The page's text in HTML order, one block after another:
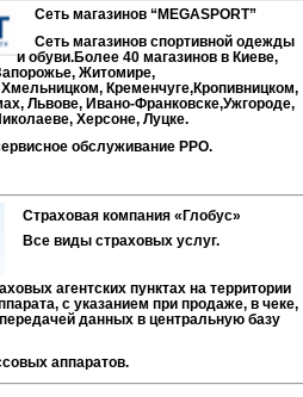
Сеть магазинов “MEGASPORT”
Сеть магазинов спортивной одежды
и обуви.Более 40 магазинов в Киеве,
Житомире,
Кременчуге,Кропивницком,
Львове, Ивано-Франковске,Ужгороде,
Херсоне, Луцке.
обслуживание РРО.
Страховая компания «Глобус»
Все виды страховых услуг.
агентских пунктах на территории
с указанием при продаже, в чеке,
данных в центральную базу
аппаратов.